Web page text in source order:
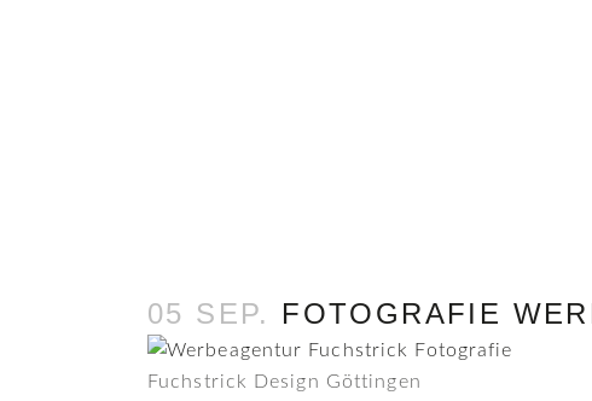
05 SEP. FOTOGRAFIE
Fuchstrick Design Göttingen